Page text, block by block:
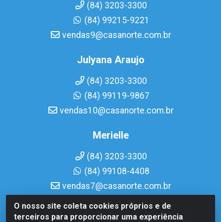
O nosso site coleta cookies próprios e de
terceiros para proporcionar uma experiência
(84) 3203-3300
(84) 99215-9221
vendas9@casanorte.com.br
Julyana Araujo
(84) 3203-3300
(84) 99119-9867
vendas10@casanorte.com.br
Merielle
(84) 3203-3300
(84) 99108-4408
vendas7@casanorte.com.br
Casa Norte LTDA - Av. Interventor Mário Câmara, 1815 -